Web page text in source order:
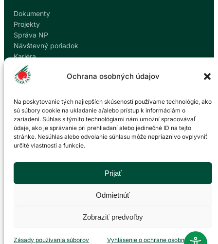
Ochrana osobných údajov
Na poskytovanie tých najlepších skúseností používame technológie, ako
sú súbory cookie na ukladanie a/alebo prístup k informáciám o
zariadení. Súhlas s týmito technológiami nám umožní spracovávať
údaje, ako je správanie pri prehliadaní alebo jedinečné ID na tejto
stránke. Nesúhlas alebo odvolanie súhlasu môže nepriaznivo ovplyvniť
určité vlastnosti a funkcie.
Prijať
Odmietnúť
Zobraziť predvoľby
Zásady používania súborov Vyhlásenie o ochrane osobných
Dokumenty
Projekty
Správa NP
Návštevný poriadok
Kariéra
Kontakty
Ochrana osobných údajov
Kontakt
Správa Národného parku Veľká Fatra so sídlom v
P. O. Hviezdoslava 73/38
© 2026 Správa NP Veľká Fatra. Všetky práva vyhradené.